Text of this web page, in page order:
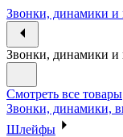
Звонки, динамики и
Звонки, динамики и
Смотреть все товары
Звонки, динамики,
Шлейфы